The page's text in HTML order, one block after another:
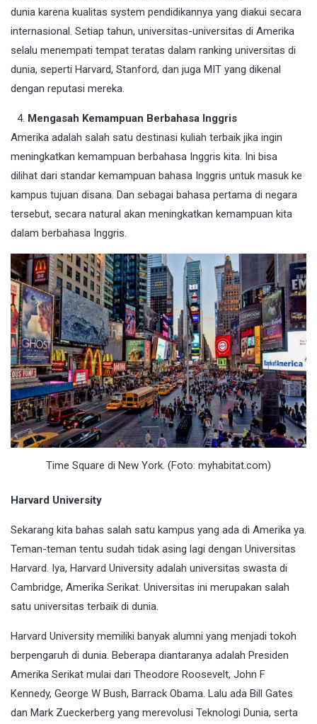
dunia karena kualitas system pendidikannya yang diakui secara
internasional. Setiap tahun, universitas-universitas di Amerika
selalu menempati tempat teratas dalam ranking universitas di
dunia, seperti Harvard, Stanford, dan juga MIT yang dikenal
dengan reputasi mereka.
Mengasah Kemampuan Berbahasa Inggris
Amerika adalah salah satu destinasi kuliah terbaik jika ingin
meningkatkan kemampuan berbahasa Inggris kita. Ini bisa
dilihat dari standar kemampuan bahasa Inggris untuk masuk ke
kampus tujuan disana. Dan sebagai bahasa pertama di negara
tersebut, secara natural akan meningkatkan kemampuan kita
dalam berbahasa Inggris.
Time Square di New York. (Foto: myhabitat.com)
Harvard University
Sekarang kita bahas salah satu kampus yang ada di Amerika ya.
Teman-teman tentu sudah tidak asing lagi dengan Universitas
Harvard. Iya, Harvard University adalah universitas swasta di
Cambridge, Amerika Serikat. Universitas ini merupakan salah
satu universitas terbaik di dunia.
Harvard University memiliki banyak alumni yang menjadi tokoh
berpengaruh di dunia. Beberapa diantaranya adalah Presiden
Amerika Serikat mulai dari Theodore Roosevelt, John F
Kennedy, George W Bush, Barrack Obama. Lalu ada Bill Gates
dan Mark Zueckerberg yang merevolusi Teknologi Dunia, serta